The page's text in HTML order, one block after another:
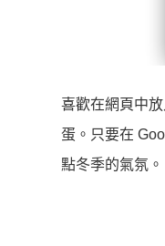
喜歡在網頁中
蛋。只要在
點冬季的氣氛。